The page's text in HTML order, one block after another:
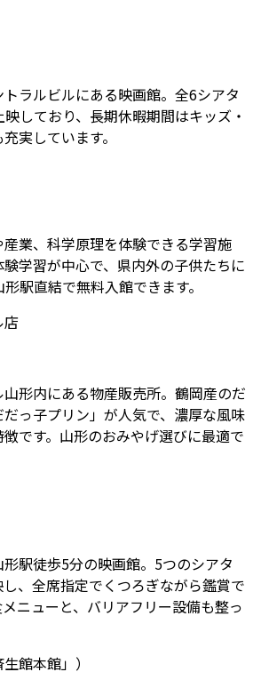
ラルビルにある映画館。全6シアタ
しており、長期休暇期間はキッズ・
実しています。
業、科学原理を体験できる学習施
学習が中心で、県内外の子供たちに
駅直結で無料入館できます。
形内にある物産販売所。鶴岡産のだ
っ子プリン」が人気で、濃厚な風味
です。山形のおみやげ選びに最適で
駅徒歩5分の映画館。5つのシアタ
、全席指定でくつろぎながら鑑賞で
ニューと、バリアフリー設備も整っ
館本館」）